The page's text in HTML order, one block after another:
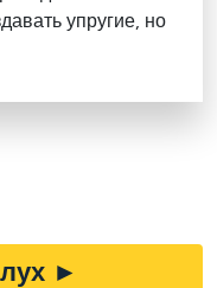
упругие, но
►